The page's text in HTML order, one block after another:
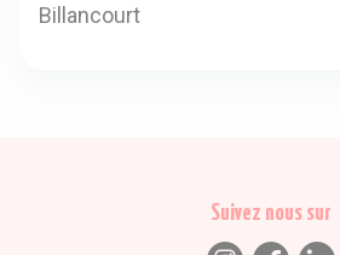
Billancourt
Suivez nous sur